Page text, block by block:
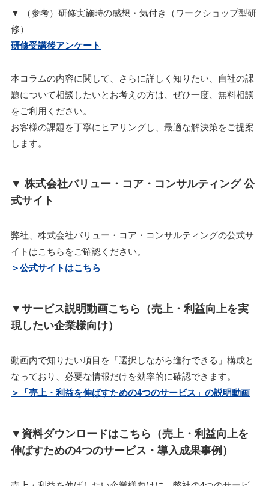
▼ （参考）研修実施時の感想・気付き（ワークショップ型研
修）
研修受講後アンケート
本コラムの内容に関して、さらに詳しく知りたい、自社の課
題について相談したいとお考えの方は、ぜひ一度、無料相談
をご利用ください。
お客様の課題を丁寧にヒアリングし、最適な解決策をご提案
します。
▼ 株式会社バリュー・コア・コンサルティング 公
式サイト
弊社、株式会社バリュー・コア・コンサルティングの公式サ
イトはこちらをご確認ください。
＞公式サイトはこちら
▼サービス説明動画こちら（売上・利益向上を実
現したい企業様向け）
動画内で知りたい項目を「選択しながら進行できる」構成と
なっており、必要な情報だけを効率的に確認できます。
＞「売上・利益を伸ばすための4つのサービス」の説明動画
▼資料ダウンロードはこちら（売上・利益向上を
伸ばすための4つのサービス・導入成果事例）